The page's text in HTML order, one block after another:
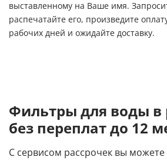
выставленному на Ваше имя.
распечатайте его, произведите
рабочих дней и ожидайте доставку.
Фильтры для воды в
без переплат до 12
С сервисом рассрочек вы